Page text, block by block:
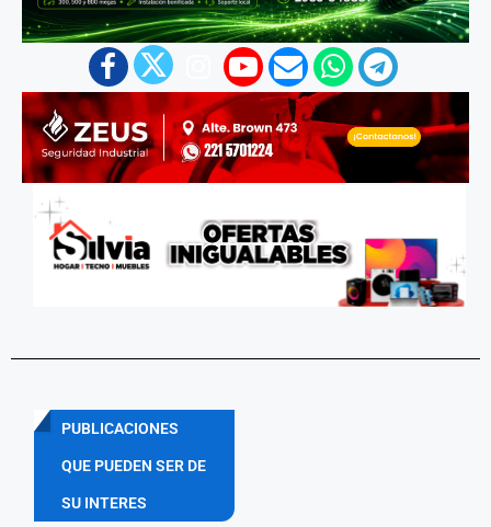
PUBLICACIONES
QUE PUEDEN SER DE
SU INTERES